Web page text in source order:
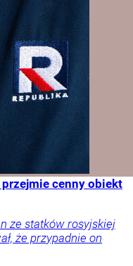
przejmie cenny obiekt
ze statków rosyjskiej
że przypadnie on